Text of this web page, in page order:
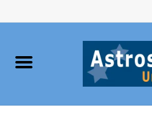
Home